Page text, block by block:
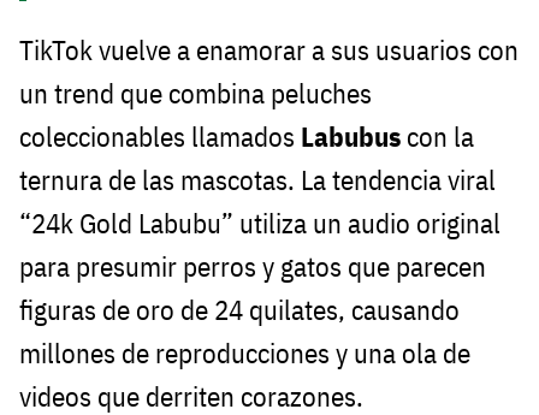
TikTok vuelve a enamorar a sus usuarios con
un trend que combina peluches
coleccionables llamados Labubus con la
ternura de las mascotas. La tendencia viral
“24k Gold Labubu” utiliza un audio original
para presumir perros y gatos que parecen
figuras de oro de 24 quilates, causando
millones de reproducciones y una ola de
videos que derriten corazones.